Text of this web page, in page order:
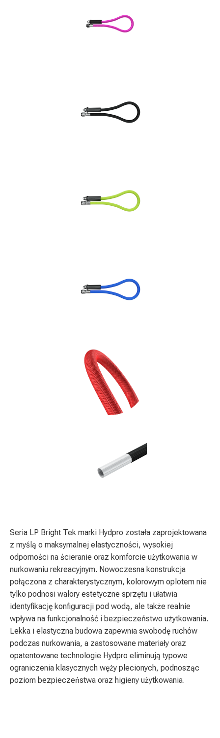
Seria LP Bright Tek marki Hydpro została zaprojektowana
z myślą o maksymalnej elastyczności, wysokiej
odporności na ścieranie oraz komforcie użytkowania w
nurkowaniu rekreacyjnym. Nowoczesna konstrukcja
połączona z charakterystycznym, kolorowym oplotem nie
tylko podnosi walory estetyczne sprzętu i ułatwia
identyfikację konfiguracji pod wodą, ale także realnie
wpływa na funkcjonalność i bezpieczeństwo użytkowania.
Lekka i elastyczna budowa zapewnia swobodę ruchów
podczas nurkowania, a zastosowane materiały oraz
opatentowane technologie Hydpro eliminują typowe
ograniczenia klasycznych węży plecionych, podnosząc
poziom bezpieczeństwa oraz higieny użytkowania.